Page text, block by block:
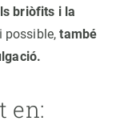
briòfits i la
possible,també
en: